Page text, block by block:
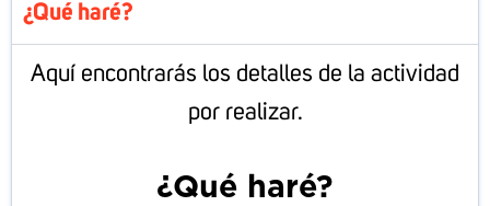
¿Qué haré?
Aquí encontrarás los detalles de la actividad
por realizar.
¿Qué haré?